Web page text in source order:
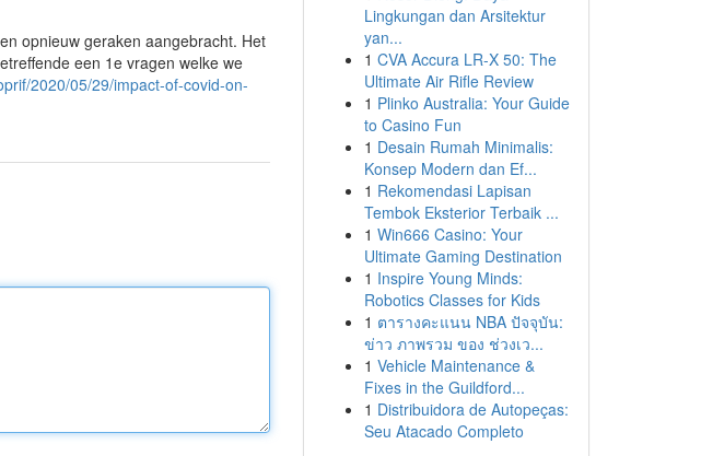
opnieuw geraken aangebracht. Het
een 1e vragen welke we
2020/05/29/impact-of-covid-on-
Lingkungan dan Arsitektur
yan...
1 CVA Accura LR-X 50: The
Ultimate Air Rifle Review
1 Plinko Australia: Your Guide
to Casino Fun
1 Desain Rumah Minimalis:
Konsep Modern dan Ef...
1 Rekomendasi Lapisan
Tembok Eksterior Terbaik ...
1 Win666 Casino: Your
Ultimate Gaming Destination
1 Inspire Young Minds:
Robotics Classes for Kids
1 ตารางคะแนน NBA ปัจจุบัน:
ข่าว ภาพรวม ของ ช่วงเว...
1 Vehicle Maintenance &
Fixes in the Guildford...
1 Distribuidora de Autopeças:
Seu Atacado Completo